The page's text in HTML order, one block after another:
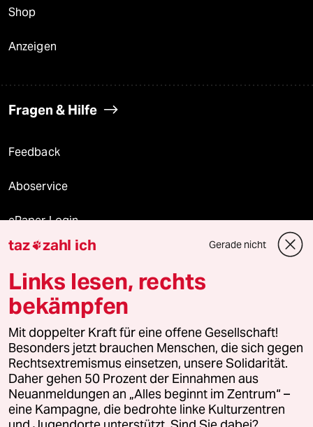
Shop
Anzeigen
Fragen & Hilfe
Feedback
Aboservice
ePaper Login
Downloads für Abonnierende
© 2026 taz Verlags und Vertriebs GmbH
Alle Rechte vorbehalten. Bei rechtlichen Fragen oder für Genehmigungen
wenden Sie sich bitte an lizenzen@taz.de
Feedback Redaktionsstatut Kommune-Richtlinien
Leitlinie Informant Datenschutz Impressum AGB
taz zahl ich Gerade nicht
Links lesen, rechts
bekämpfen
Mit doppelter Kraft für eine offene Gesellschaft!
Besonders jetzt brauchen Menschen, die sich gegen
Rechtsextremismus einsetzen, unsere Solidarität.
Daher gehen 50 Prozent der Einnahmen aus
Neuanmeldungen an „Alles beginnt im Zentrum“ –
eine Kampagne, die bedrohte linke Kulturzentren